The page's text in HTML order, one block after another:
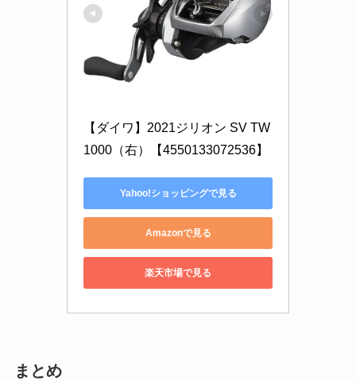
【ダイワ】2021ジリオン SV TW
1000（右）【4550133072536】
Yahoo!ショッピングで見る
Amazonで見る
楽天市場で見る
まとめ